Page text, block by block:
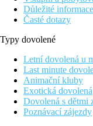
Důležité informace
Časté dotazy
Typy dovolené
Letní dovolená u
Last minute
Animační kluby
Exotická dovolená
Dovolená s dětmi
Poznávací zájezdy